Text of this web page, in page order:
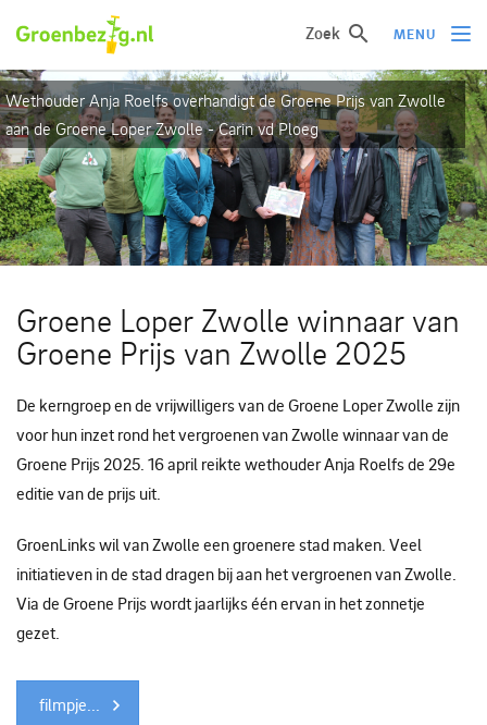
Zoek MENU
Ik wil iets doen
Ik wil iets leren
Groepen of initiatieven
Verhalen uit het veld
Over groenbezig
Meld jouw werkgroep of initiatief aan
Wethouder Anja Roelfs overhandigt de Groene Prijs van Zwolle
aan de Groene Loper Zwolle - Carin vd Ploeg
Groene Loper Zwolle winnaar van
Groene Prijs van Zwolle 2025
De kerngroep en de vrijwilligers van de Groene Loper Zwolle zijn
voor hun inzet rond het vergroenen van Zwolle winnaar van de
Groene Prijs 2025. 16 april reikte wethouder Anja Roelfs de 29e
editie van de prijs uit.
GroenLinks wil van Zwolle een groenere stad maken. Veel
initiatieven in de stad dragen bij aan het vergroenen van Zwolle.
Via de Groene Prijs wordt jaarlijks één ervan in het zonnetje
gezet.
filmpje...